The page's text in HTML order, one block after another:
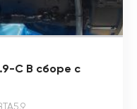
C В сборе с